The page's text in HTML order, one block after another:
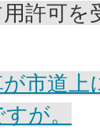
許可を
が市道
が。